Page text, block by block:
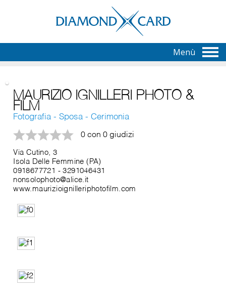
Menù
MAURIZIO IGNILLERI PHOTO &
FILM
Fotografia - Sposa - Cerimonia
0 con 0 giudizi
Via Cutino, 3
Isola Delle Femmine (PA)
0918677721 -3291046431
nonsolophoto@alice.it
www.maurizioignilleriphotofilm.com